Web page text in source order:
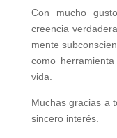
Con mucho
creencia
mente
como
vida.
Muchas gracias a
sincero interés.